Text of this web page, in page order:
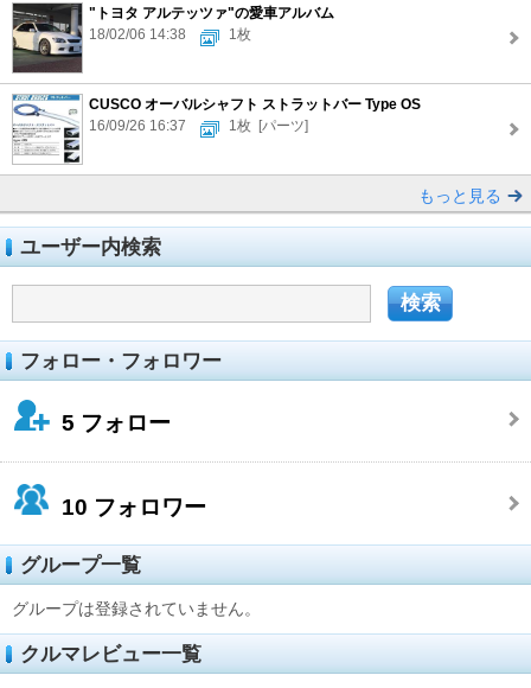
"トヨタ アルテッツァ"の愛車アルバム
18/02/06 14:38
1枚
CUSCO オーバルシャフト ストラットバー Type OS
16/09/26 16:37
1枚 [パーツ]
もっと見る
ユーザー内検索
フォロー・フォロワー
5 フォロー
10 フォロワー
グループ一覧
グループは登録されていません。
クルマレビュー一覧